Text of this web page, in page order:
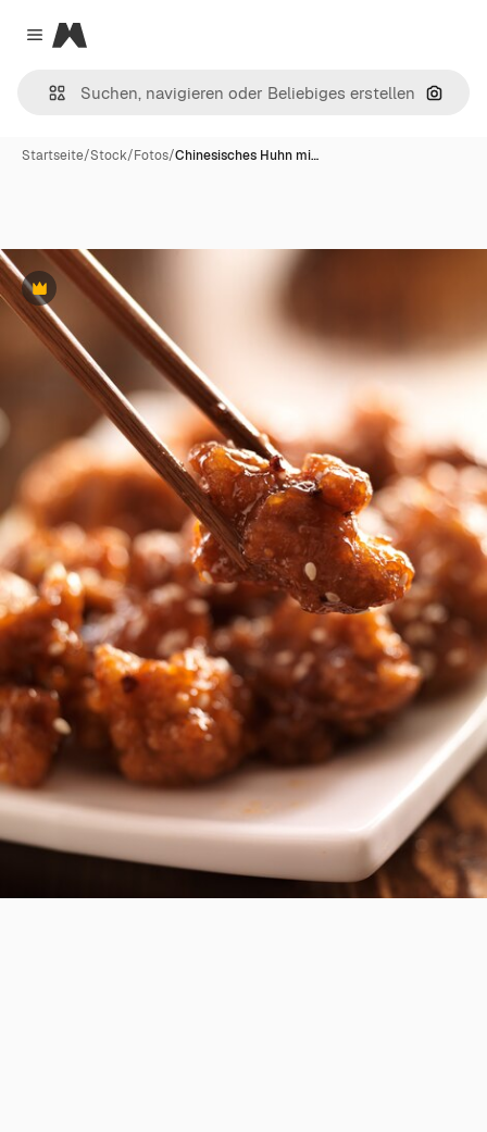
Close menu
Magnific
Nach
Startseite/Stock/Fotos/Chinesisches Huhn mi…
Premium